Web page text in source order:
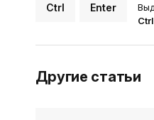
Ctrl Enter
Другие статьи